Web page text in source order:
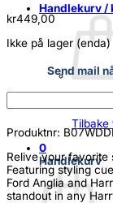
Handlekurv /
Du
Tilbake
0
Handlekurv
kr449,00
Ikke på lager (enda)
Send mail
Produktnr:
Relive your favorite
Featuring styling
Ford Anglia and
standout in any